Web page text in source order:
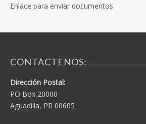
Enlace para enviar documentos
CONTÁCTENOS:
Dirección Postal:
PO Box 20000
Aguadilla, PR 00605